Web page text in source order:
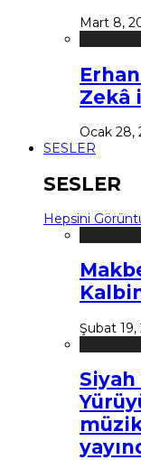
Mart 8,
Zekâ
Ocak 28,
SESLER
SESLER
Hepsini
Şubat 19,
Siyah